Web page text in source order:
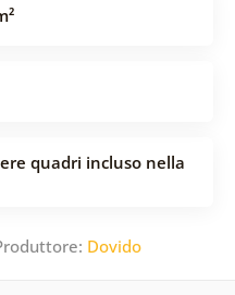
quadri incluso nella
Dovido